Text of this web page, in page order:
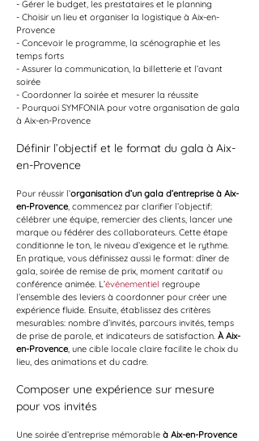
- Gérer le budget, les prestataires et le planning
- Choisir un lieu et organiser la logistique à Aix-en-
Provence
- Concevoir le programme, la scénographie et les
temps forts
- Assurer la communication, la billetterie et l’avant
soirée
- Coordonner la soirée et mesurer la réussite
- Pourquoi SYMFONIA pour votre organisation de gala
à Aix-en-Provence
Définir l’objectif et le format du gala à Aix-
en-Provence
Pour réussir l’organisation d’un gala d’entreprise à Aix-
en-Provence, commencez par clarifier l’objectif:
célébrer une équipe, remercier des clients, lancer une
marque ou fédérer des collaborateurs. Cette étape
conditionne le ton, le niveau d’exigence et le rythme.
En pratique, vous définissez aussi le format: dîner de
gala, soirée de remise de prix, moment caritatif ou
conférence animée. L’événementiel regroupe
l’ensemble des leviers à coordonner pour créer une
expérience fluide. Ensuite, établissez des critères
mesurables: nombre d’invités, parcours invités, temps
de prise de parole, et indicateurs de satisfaction. À Aix-
en-Provence, une cible locale claire facilite le choix du
lieu, des animations et du cadre.
Composer une expérience sur mesure
pour vos invités
Une soirée d’entreprise mémorable à Aix-en-Provence